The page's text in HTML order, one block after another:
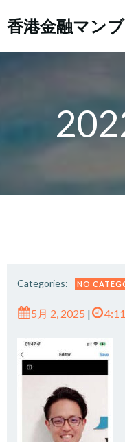
香港金融マン
Categories: NO
5月 2, 2025 |